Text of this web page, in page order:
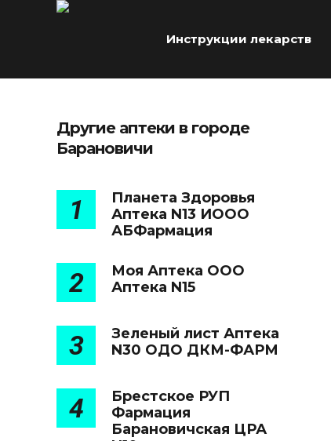
Инструкции лекарств
Другие аптеки в городе
Барановичи
1
Планета Здоровья
Аптека N13 ИООО
АБФармация
2
Моя Аптека ООО
Аптека N15
3
Зеленый лист Аптека
N30 ОДО ДКМ-ФАРМ
4
Брестское РУП
Фармация
Барановичская ЦРА